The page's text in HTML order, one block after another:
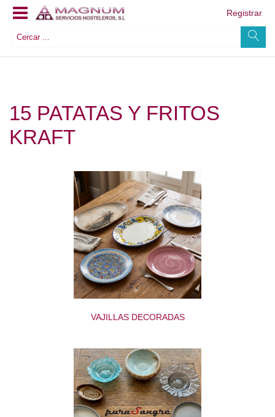
Registrar
15 PATATAS Y FRITOS
KRAFT
VAJILLAS DECORADAS